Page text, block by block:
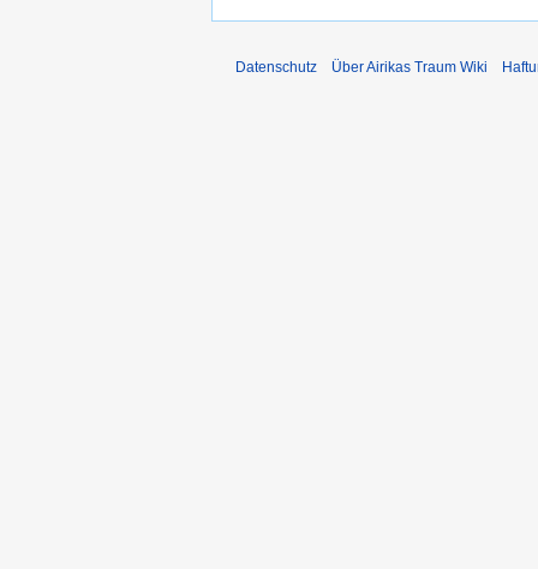
Datenschutz Über Airikas Traum Wiki